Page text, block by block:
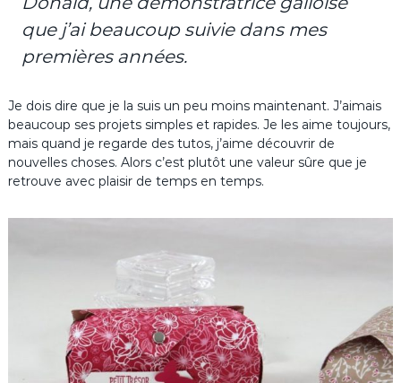
que j’ai beaucoup suivie dans mes
premières années.
Je dois dire que je la suis un peu moins maintenant. J’aimais
beaucoup ses projets simples et rapides. Je les aime toujours,
mais quand je regarde des tutos, j’aime découvrir de
nouvelles choses. Alors c’est plutôt une valeur sûre que je
retrouve avec plaisir de temps en temps.